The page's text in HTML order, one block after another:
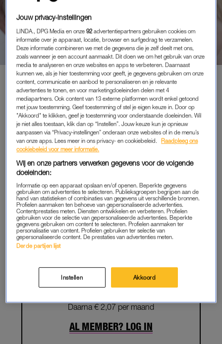
IRIS ENTHOVEN: 'KNUFFELEN MET
MAUP IS DE BESTE THERAPIE OOIT'
MEMBER
LEES VERDER ALS
MEMBER
Onbeperkt toegang tot alle artikelen
De chillste deals: win een e-reader of
elektrische fiets
Lees LINDA.meiden online
Geen gedoe: iedere maand
opzegbaar
START GRATIS
MAAND
Daarna € 2,07 per maand
AL MEMBER? LOG IN
Jouw privacy-instellingen
LINDA., DPG Media en onze92 advertentiepartners gebruiken cookies om
informatie over je apparaat, locatie, browser en surfgedrag te verzamelen.
Deze informatie combineren we met de gegevens die je zelf deelt met ons,
zoals wanneer je een account aanmaakt. Dit doen we om het gebruik van onze
media te analyseren en onze websites en apps te verbeteren. Daarnaast
kunnen we, als je hier toestemming voor geeft, je gegevens gebruiken om onze
content, communicatie en aanbod te personaliseren en je relevante
advertenties te tonen, en voor marketingdoeleinden delen met 4
mediapartners. Ook content van 13 externe platformen wordt enkel getoond
met jouw toestemming. Geef toestemming of stel je eigen keuze in. Door op
"Akkoord" te klikken, geef je toestemming voor onderstaande doeleinden. Wil
je niet alles toestaan, klik dan op “Instellen”. Jouw keuze kun je opnieuw
aanpassen via “Privacy-instellingen” onderaan onze websites of in de menu’s
van onze apps. Lees meer in ons privacy- en cookiebeleid.
Raadpleeg ons
cookiebeleid voor meer informatie.
Wij en onze partners verwerken gegevens voor de volgende
doeleinden:
Informatie op een apparaat opslaan en/of openen. Beperkte gegevens
gebruiken om advertenties te selecteren. Publieksgroepen begrijpen aan de
hand van statistieken of combinaties van gegevens uit verschillende bronnen.
Profielen aanmaken ten behoeve van gepersonaliseerde advertenties.
Contentprestaties meten. Diensten ontwikkelen en verbeteren. Profielen
gebruiken voor de selectie van gepersonaliseerde advertenties. Beperkte
gegevens gebruiken om content te selecteren. Profielen aanmaken ter
personalisatie van content. Profielen gebruiken ter selectie van
gepersonaliseerde content. De prestaties van advertenties meten.
Derde partijen lijst
Instellen Akkoord